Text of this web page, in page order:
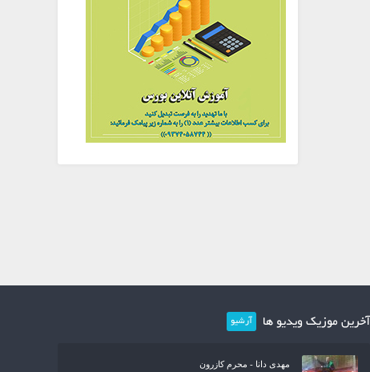
آخرین موزیک ویدیو ها آرشیو
مهدی دانا - محرم کازرون